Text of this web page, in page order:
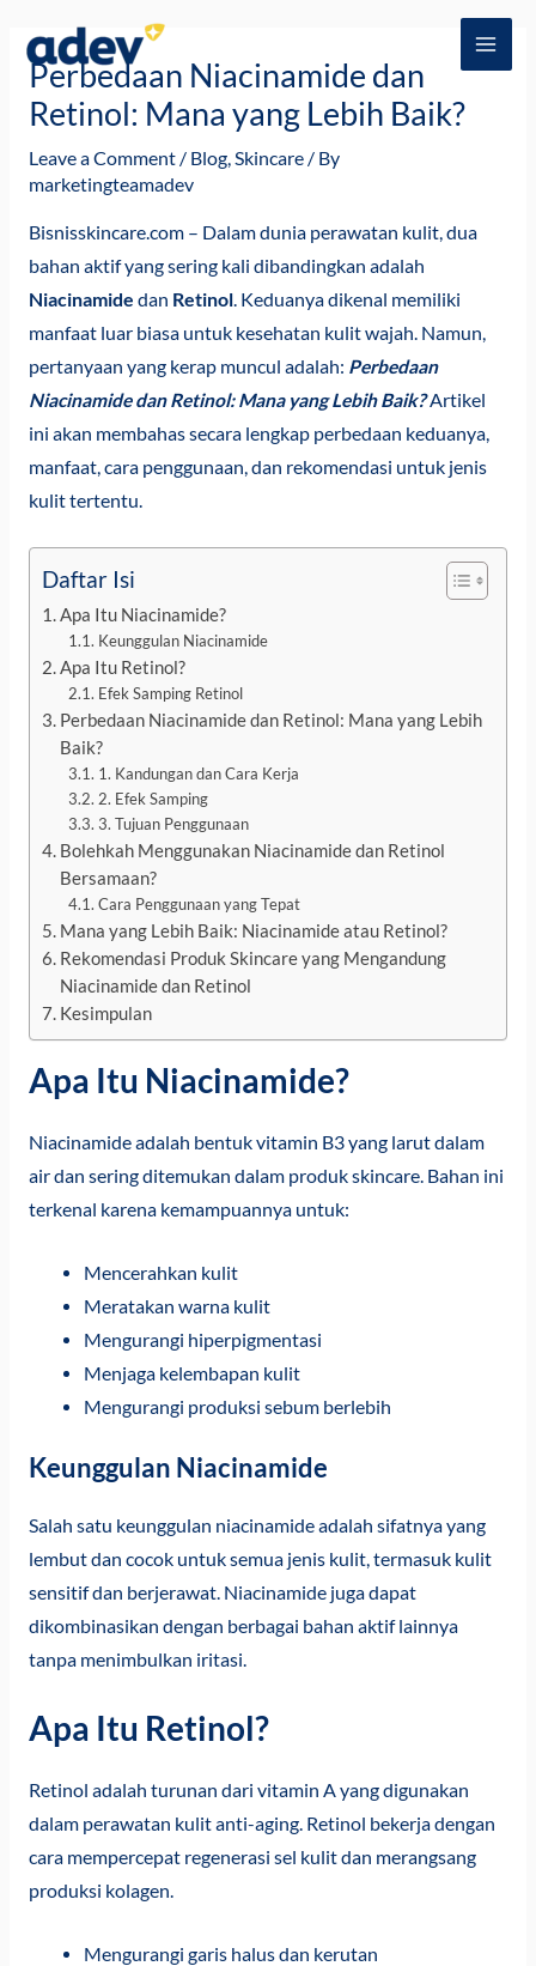
content
Perbedaan Niacinamide dan
Retinol: Mana yang Lebih Baik?
Leave a Comment / Blog, Skincare/ By
marketingteamadev
Bisnisskincare.com– Dalam dunia perawatan kulit, dua
bahan aktif yang sering kali dibandingkan adalah
Niacinamide dan Retinol. Keduanya dikenal memiliki
manfaat luar biasa untuk kesehatan kulit wajah. Namun,
pertanyaan yang kerap muncul adalah: Perbedaan
Niacinamide dan Retinol: Mana yang Lebih Baik?Artikel
ini akan membahas secara lengkap perbedaan keduanya,
manfaat, cara penggunaan, dan rekomendasi untuk jenis
kulit tertentu.
Daftar Isi
Apa Itu Niacinamide?
Keunggulan Niacinamide
Apa Itu Retinol?
Efek Samping Retinol
Perbedaan Niacinamide dan Retinol: Mana yang Lebih
Baik?
1. Kandungan dan Cara Kerja
2. Efek Samping
3. Tujuan Penggunaan
Bolehkah Menggunakan Niacinamide dan Retinol
Bersamaan?
Cara Penggunaan yang Tepat
Mana yang Lebih Baik: Niacinamide atau Retinol?
Rekomendasi Produk Skincare yang Mengandung
Niacinamide dan Retinol
Kesimpulan
Apa Itu Niacinamide?
Niacinamide adalah bentuk vitamin B3 yang larut dalam
air dan sering ditemukan dalam produk skincare. Bahan ini
terkenal karena kemampuannya untuk:
Mencerahkan kulit
Meratakan warna kulit
Mengurangi hiperpigmentasi
Menjaga kelembapan kulit
Mengurangi produksi sebum berlebih
Keunggulan Niacinamide
Salah satu keunggulan niacinamide adalah sifatnya yang
lembut dan cocok untuk semua jenis kulit, termasuk kulit
sensitif dan berjerawat. Niacinamide juga dapat
dikombinasikan dengan berbagai bahan aktif lainnya
tanpa menimbulkan iritasi.
Apa Itu Retinol?
Retinol adalah turunan dari vitamin A yang digunakan
dalam perawatan kulit anti-aging. Retinol bekerja dengan
cara mempercepat regenerasi sel kulit dan merangsang
produksi kolagen.
Mengurangi garis halus dan kerutan
navigation